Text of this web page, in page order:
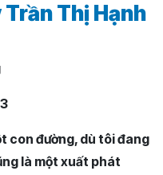
Thị Hạnh
con đường, dù tôi đang
là một xuất phát